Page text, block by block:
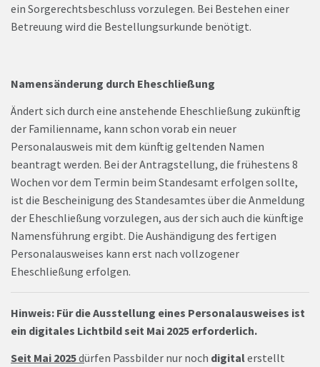
ein Sorgerechtsbeschluss vorzulegen. Bei Bestehen einer
Betreuung wird die Bestellungsurkunde benötigt.
Namensänderung durch Eheschließung
Ändert sich durch eine anstehende Eheschließung zukünftig
der Familienname, kann schon vorab ein neuer
Personalausweis mit dem künftig geltenden Namen
beantragt werden. Bei der Antragstellung, die frühestens 8
Wochen vor dem Termin beim Standesamt erfolgen sollte,
ist die Bescheinigung des Standesamtes über die Anmeldung
der Eheschließung vorzulegen, aus der sich auch die künftige
Namensführung ergibt. Die Aushändigung des fertigen
Personalausweises kann erst nach vollzogener
Eheschließung erfolgen.
Hinweis: Für die Ausstellung eines Personalausweises ist
ein digitales Lichtbild seit Mai 2025 erforderlich.
Seit Mai 2025dürfen Passbilder nur noch digitalerstellt